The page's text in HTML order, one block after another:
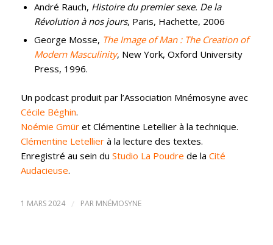
André Rauch, Histoire du premier sexe. De la
Révolution à nos jours, Paris, Hachette, 2006
George Mosse, The Image of Man : The Creation of
Modern Masculinity, New York, Oxford University
Press, 1996.
Un podcast produit par l’Association Mnémosyne avec
Cécile Béghin.
Noémie Gmüret Clémentine Letellier à la technique.
Clémentine Letellierà la lecture des textes.
Enregistré au sein du Studio La Poudre de la Cité
Audacieuse.
1 MARS 2024 / PAR MNÉMOSYNE